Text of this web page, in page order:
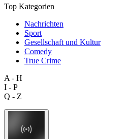
Top Kategorien
Nachrichten
Sport
Gesellschaft und Kultur
Comedy
True Crime
A - H
I - P
Q - Z